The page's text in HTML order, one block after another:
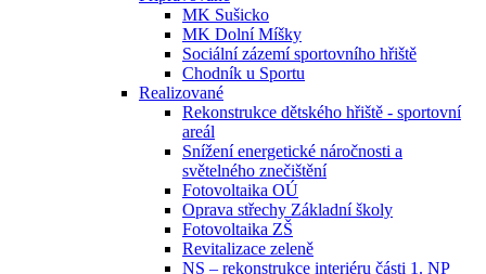
MK Sušicko
MK Dolní Míšky
Sociální zázemí sportovního hřiště
Chodník u Sportu
Realizované
Rekonstrukce dětského hřiště - sportovní
areál
Snížení energetické náročnosti a
světelného znečištění
Fotovoltaika OÚ
Oprava střechy Základní školy
Fotovoltaika ZŠ
Revitalizace zeleně
NS – rekonstrukce interiéru části 1. NP